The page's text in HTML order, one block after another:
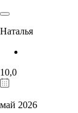
Наталья
10,0
май 2026